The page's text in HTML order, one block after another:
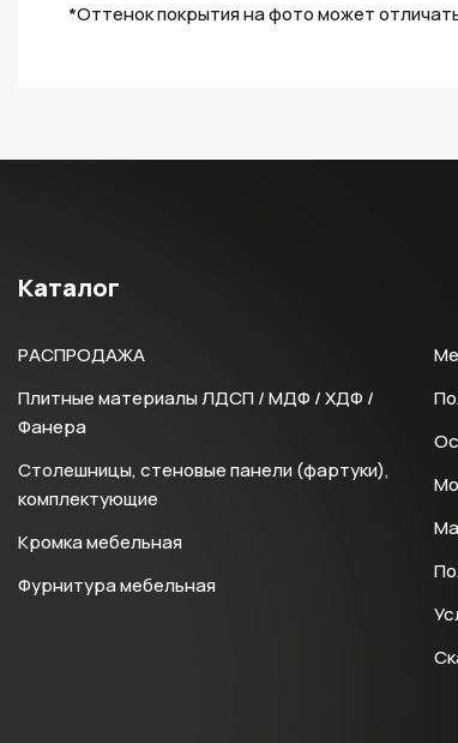
*Оттенок покрытия на фото может
Каталог
РАСПРОДАЖА
Плитные материалы ЛДСП / МДФ / ХДФ /
Фанера
Столешницы, стеновые панели (фартуки),
комплектующие
Кромка мебельная
Фурнитура мебельная